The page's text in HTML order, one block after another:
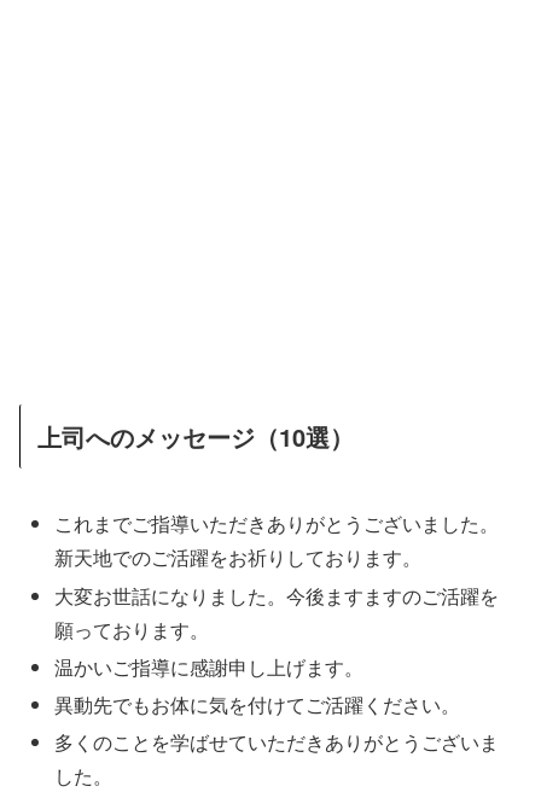
上司へのメッセージ（10選）
これまでご指導いただきありがとうございました。
新天地でのご活躍をお祈りしております。
大変お世話になりました。今後ますますのご活躍を
願っております。
温かいご指導に感謝申し上げます。
異動先でもお体に気を付けてご活躍ください。
多くのことを学ばせていただきありがとうございま
した。